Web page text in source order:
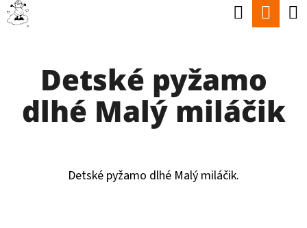
Prejsť
Hľadať
Detské pyžamo
dlhé Malý miláčik
Detské pyžamo dlhé Malý miláčik.
K
O
O